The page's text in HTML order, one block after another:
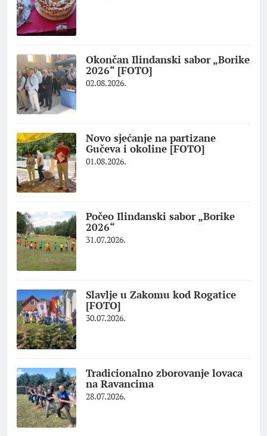
Okončan Ilindanski sabor „Borike
2026“ [FOTO]
02.08.2026.
Novo sjećanje na partizane
Gučeva i okoline [FOTO]
01.08.2026.
Počeo Ilindanski sabor „Borike
2026“
31.07.2026.
Slavlje u Zakomu kod Rogatice
[FOTO]
30.07.2026.
Tradicionalno zborovanje lovaca
na Ravancima
28.07.2026.